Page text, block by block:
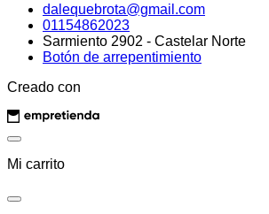
dalequebrota@gmail.com
01154862023
Sarmiento 2902 - Castelar Norte
Botón de arrepentimiento
Creado con
Mi carrito